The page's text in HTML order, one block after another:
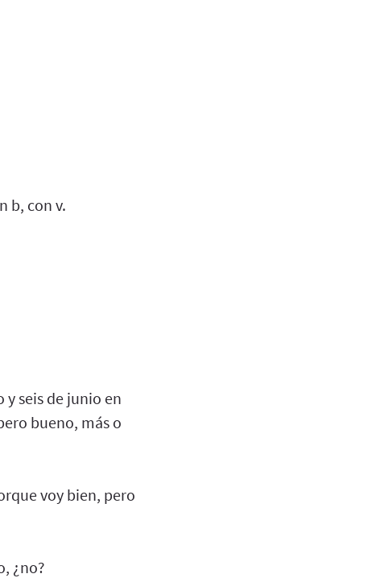
b, con v.
seis de junio en
bueno, más o
voy bien, pero
¿no?